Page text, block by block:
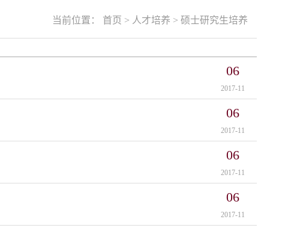
当前位置： 首页 > 人才培养 > 硕士研究生培养
06
2017-11
06
2017-11
06
2017-11
06
2017-11